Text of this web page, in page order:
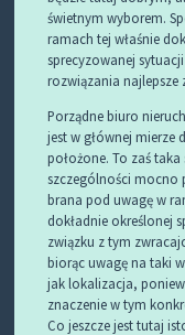
świetnym wyborem.
ramach tej właśnie
sprecyzowanej
rozwiązania najlepsze
Porządne biuro
jest w głównej mierze
położone. To zaś
szczególności mocno
brana pod uwagę w
dokładnie określonej
związku z tym
biorąc uwagę na taki
jak lokalizacja,
znaczenie w tym
Co jeszcze jest tutaj